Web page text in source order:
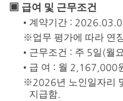
▣ 급여 및 근무조건
• 계약기간 :
※업무 평가에 따라 연
• 근무조건 : 주 5일 (월
• 급 여 : 월 2,167,000
※2026년 노인일자리
지급함.